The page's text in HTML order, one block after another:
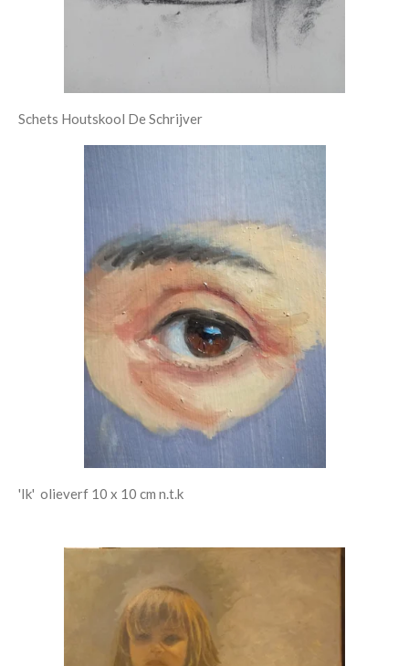
Schets Houtskool De Schrijver
'Ik' olieverf 10 x 10 cm n.t.k